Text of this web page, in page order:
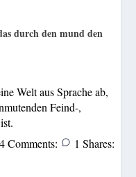
durch den mund den
Welt aus Sprache ab,
Feind-,
4 Comments: 1 Shares: